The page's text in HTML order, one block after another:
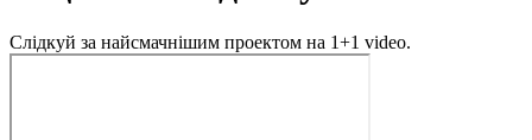
Слідкуй за найсмачнішим проектом на 1+1 video.